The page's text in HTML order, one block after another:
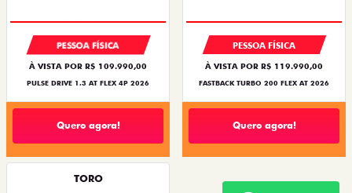
PESSOA FÍSICA
À VISTA POR R$ 109.990,00
PULSE DRIVE 1.3 AT FLEX 4P 2026
Quero agora!
PESSOA FÍSICA
À VISTA POR R$ 119.990,00
FASTBACK TURBO 200 FLEX AT 2026
Quero agora!
TORO